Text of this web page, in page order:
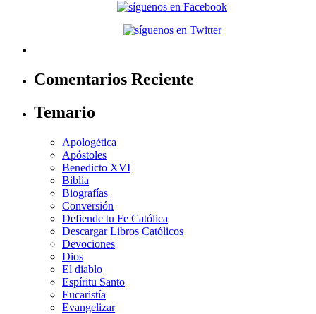
Comentarios Reciente
Temario
Apologética
Apóstoles
Benedicto XVI
Biblia
Biografías
Conversión
Defiende tu Fe Católica
Descargar Libros Católicos
Devociones
Dios
El diablo
Espíritu Santo
Eucaristía
Evangelizar